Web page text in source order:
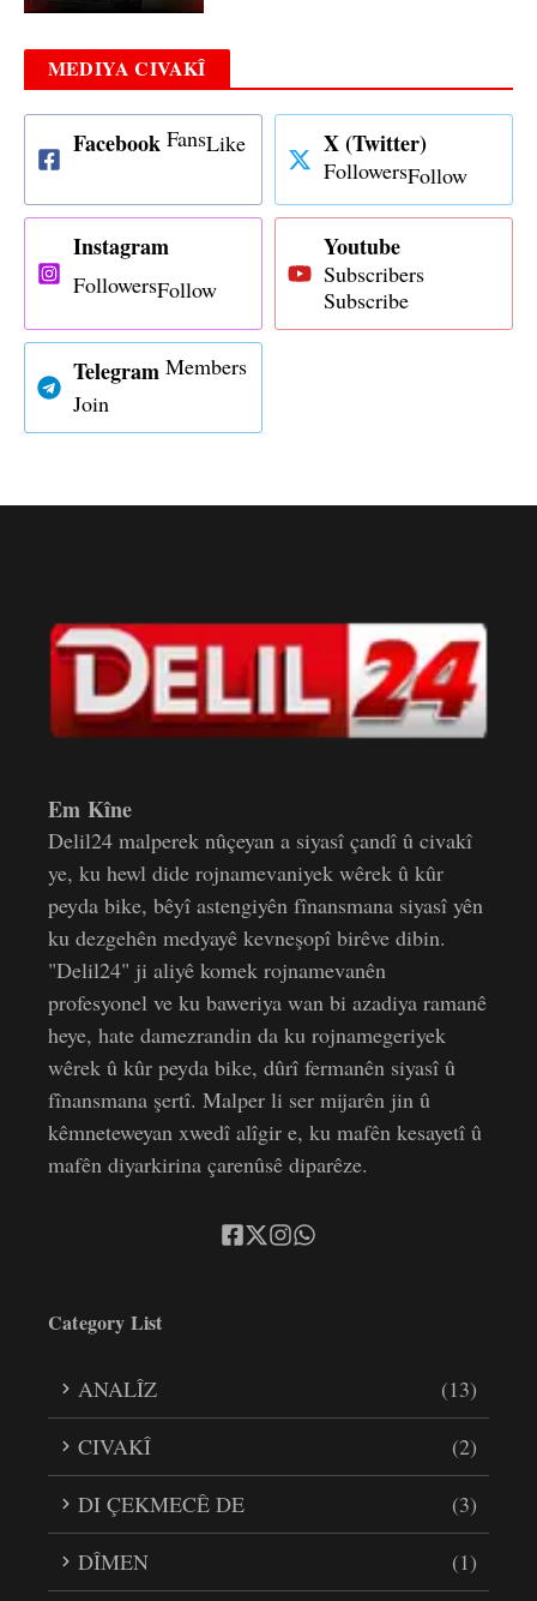
MEDIYA CIVAKÎ
Facebook FansLike X (Twitter)
FollowersFollow
Instagram
FollowersFollow
Youtube
Subscribers
Subscribe
Telegram Members
Join
Em Kîne
Delil24 malperek nûçeyan a siyasî çandî û civakî
ye, ku hewl dide rojnamevaniyek wêrek û kûr
peyda bike, bêyî astengiyên fînansmana siyasî yên
ku dezgehên medyayê kevneşopî birêve dibin.
"Delil24" ji aliyê komek rojnamevanên
profesyonel ve ku baweriya wan bi azadiya ramanê
heye, hate damezrandin da ku rojnamegeriyek
wêrek û kûr peyda bike, dûrî fermanên siyasî û
fînansmana şertî. Malper li ser mijarên jin û
kêmneteweyan xwedî alîgir e, ku mafên kesayetî û
mafên diyarkirina çarenûsê diparêze.
Category List
ANALÎZ
(13)
CIVAKÎ
(2)
DI ÇEKMECÊ DE
(3)
DÎMEN
(1)